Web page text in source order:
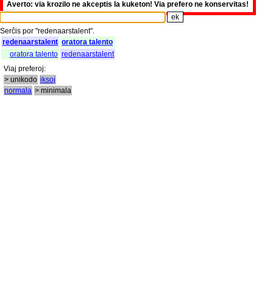
Averto: via krozilo ne akceptis la kuketon! Via prefero ne konservitas!
Serĉis por "redenaarstalent".
redenaarstalent oratora talento
oratora talento redenaarstalent
Viaj preferoj:
> unikodo iksoj
normala > minimala